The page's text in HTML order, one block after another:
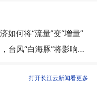
如何将“流量”变“增量”
​37℃！大雨、暴雨持续上线中，台风“白海豚”将影响湖北
打开长江云新闻看更多